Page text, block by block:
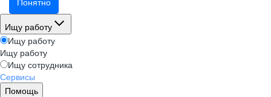
Ищу работу
Ищу работу
Ищу работу
Ищу сотрудника
Сервисы
Помощь